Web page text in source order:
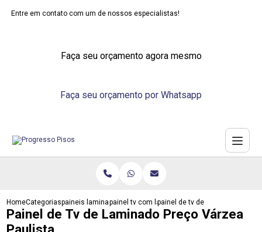
Entre em contato com um de nossos especialistas!
Faça seu orçamento agora mesmo
Faça seu orçamento por Whatsapp
HomeCategoriaspaineis laminadospainel tv com laminadopainel de tv de laminado preco
Painel de Tv de Laminado Preço Várzea